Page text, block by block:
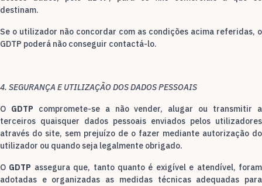
destinam.
Se o utilizador não concordar com as condições acima referidas, o
GDTP poderá não conseguir contactá-lo.
4. SEGURANÇA E UTILIZAÇÃO DOS DADOS PESSOAIS
O GDTP compromete-se a não vender, alugar ou transmitir a
terceiros quaisquer dados pessoais enviados pelos utilizadores
através do site, sem prejuízo de o fazer mediante autorização do
utilizador ou quando seja legalmente obrigado.
O GDTP assegura que, tanto quanto é exigível e atendível, foram
adotadas e organizadas as medidas técnicas adequadas para